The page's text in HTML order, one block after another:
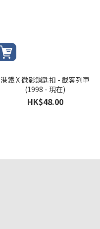
港鐵 X 微影鎖匙扣 - 載客列車
(1998 - 現在)
HK$48.00